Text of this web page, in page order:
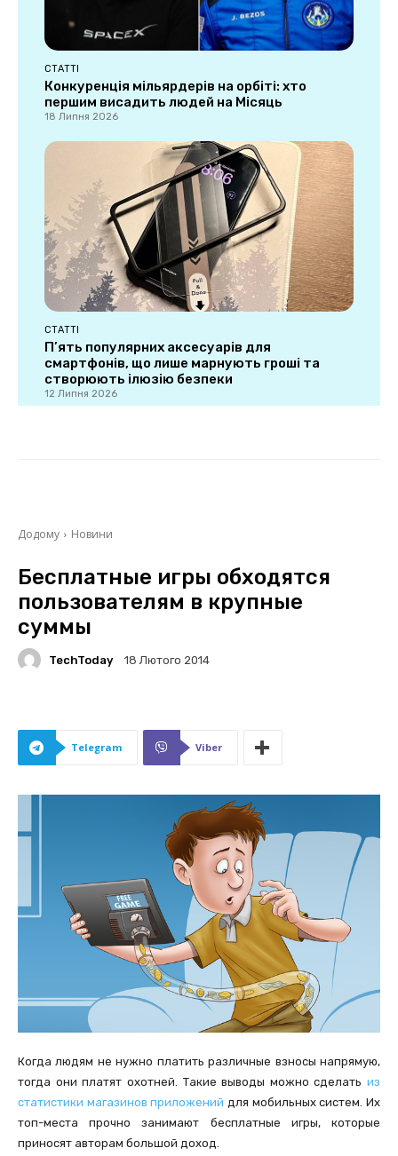
СТАТТІ
Конкуренція мільярдерів на орбіті: хто
першим висадить людей на Місяць
18 Липня 2026
СТАТТІ
П’ять популярних аксесуарів для
смартфонів, що лише марнують гроші та
створюють ілюзію безпеки
12 Липня 2026